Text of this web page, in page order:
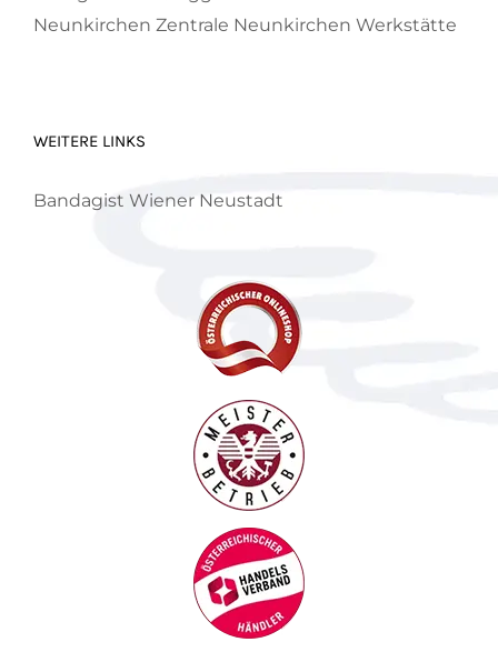
Neunkirchen Zentrale Neunkirchen Werkstätte
WEITERE LINKS
Bandagist Wiener Neustadt